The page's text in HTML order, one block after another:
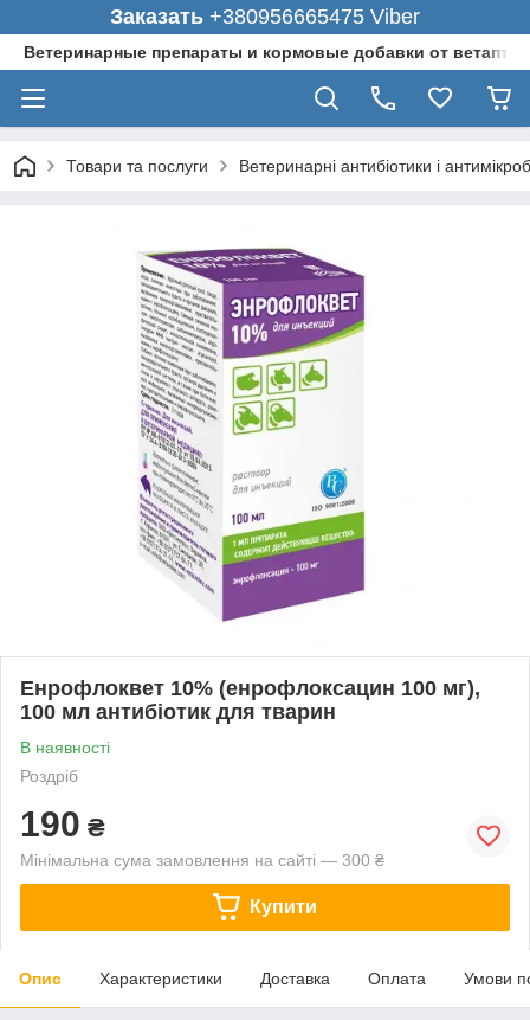
Заказать +380956665475 Viber
Ветеринарные препараты и кормовые добавки от
Товари та послуги Ветеринарні антибіотики і
Енрофлоквет 10% (енрофлоксацин 100 мг),
100 мл антибіотик для тварин
В наявності
Роздріб
190 ₴
Мінімальна сума замовлення на сайті — 300 ₴
Купити
Опис Характеристики Доставка Оплата Умови